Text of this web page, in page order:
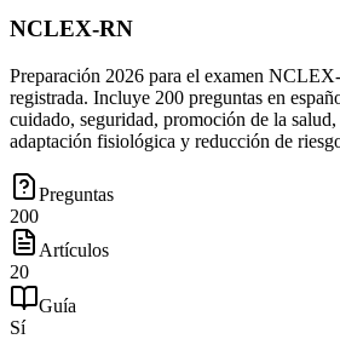
NCLEX-RN
Preparación 2026 para el examen
registrada. Incluye 200 preguntas en
cuidado, seguridad, promoción de la
adaptación fisiológica y reducción de
Preguntas
200
Artículos
20
Guía
Sí